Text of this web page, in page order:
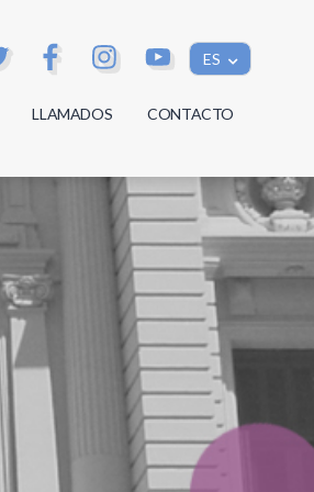
ES
LLAMADOS CONTACTO